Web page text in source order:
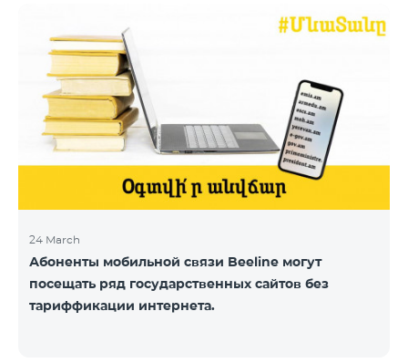
24 March
Абоненты мобильной связи Beeline могут
посещать ряд государственных сайтов без
тариффикации интернета.